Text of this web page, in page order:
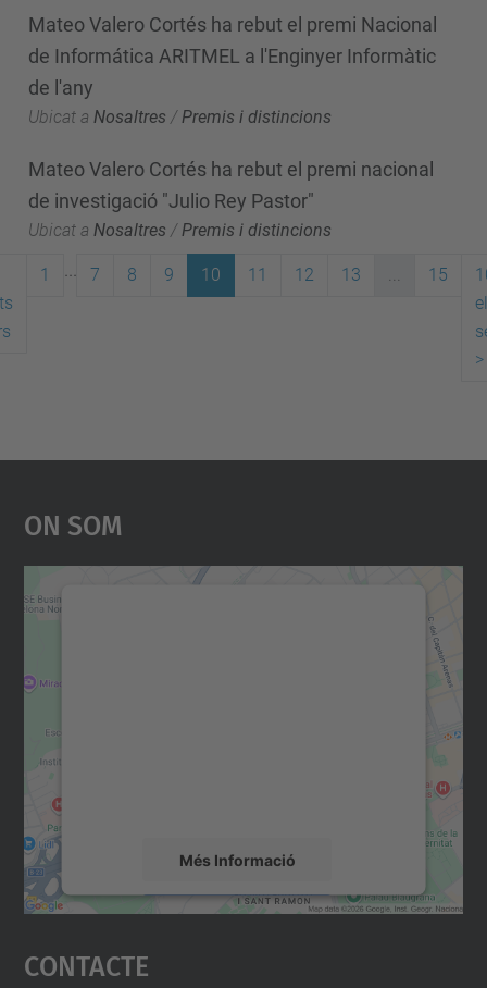
Mateo Valero Cortés ha rebut el premi Nacional
de Informática ARITMEL a l'Enginyer Informàtic
de l'any
Ubicat a Nosaltres / Premis i distincions
Mateo Valero Cortés ha rebut el premi nacional
de investigació "Julio Rey Pastor"
Ubicat a Nosaltres /Premis i distincions
1 7 8 9 10 11 12 13 ... 15
>
On Som
Més Informació
Accepta
powered by
Contacte